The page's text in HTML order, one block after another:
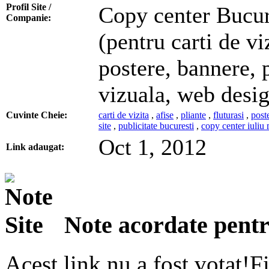
Profil Site /
Companie:
Copy center
(pentru carti de
postere, bannere,
vizuala, web
Cuvinte Cheie: carti de vizita , afise , pliante , fluturasi ,
site , publicitate bucuresti , copy center iuliu
Link adaugat: Oct 1, 2012
Note acordate
Acest link nu a fost